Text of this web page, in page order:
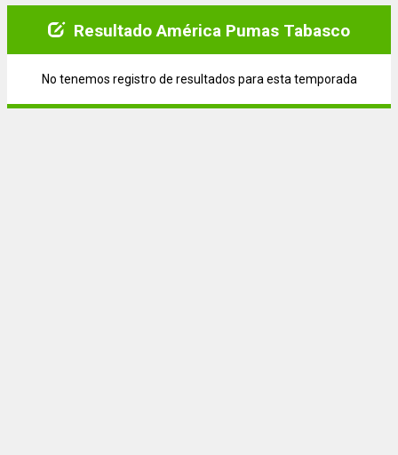
Resultado América Pumas Tabasco
No tenemos registro de resultados para esta temporada